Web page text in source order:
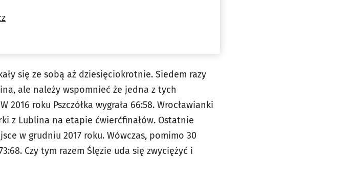
się ze sobą aż dziesięciokrotnie. Siedem razy
ale należy wspomnieć że jedna z tych
roku Pszczółka wygrała 66:58. Wrocławianki
z Lublina na etapie ćwierćfinałów. Ostatnie
w grudniu 2017 roku. Wówczas, pomimo 30
Czy tym razem Ślęzie uda się zwyciężyć i